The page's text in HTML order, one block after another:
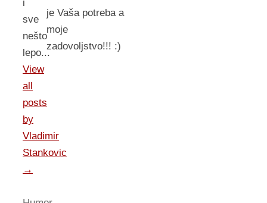
i
sve
nešto
lepo...
View
all
posts
by
Vladimir
Stankovic
→
je Vaša potreba a
moje
zadovoljstvo!!! :)